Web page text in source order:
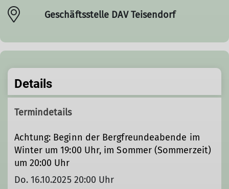
Geschäftsstelle DAV Teisendorf
Details
Termindetails
Achtung: Beginn der Bergfreundeabende im
Winter um 19:00 Uhr, im Sommer (Sommerzeit)
um 20:00 Uhr
Do. 16.10.2025 20:00 Uhr